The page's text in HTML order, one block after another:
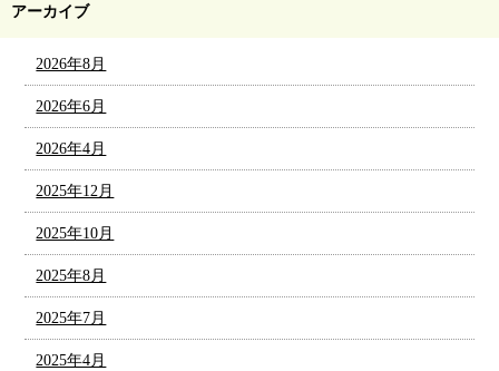
アーカイブ
2026年8月
2026年6月
2026年4月
2025年12月
2025年10月
2025年8月
2025年7月
2025年4月